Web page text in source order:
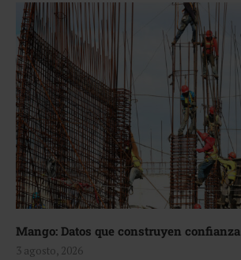
Mango: Datos que construyen confianza
3 agosto, 2026